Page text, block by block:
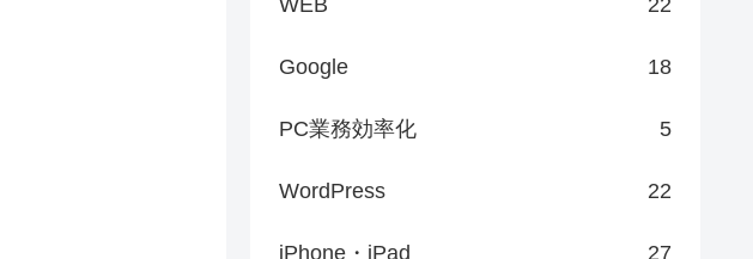
Google 18
PC業務効率化 5
WordPress 22
iPhone・iPad 27